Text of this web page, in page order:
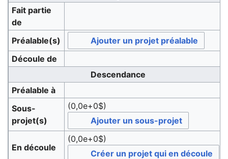
Fait partie
de
Préalable(s)
Ajouter un projet préalable
Découle de
Descendance
Préalable à
Sous-
projet(s)
(0,0e+0$)
Ajouter un sous-projet
En découle
(0,0e+0$)
Créer un projet qui en découle